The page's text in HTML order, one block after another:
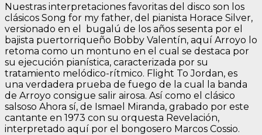
Nuestras interpretaciones favoritas del disco son los
clásicos Song for my father, del pianista Horace Silver,
versionado en el bugalú de los años sesenta por el
bajista puertorriqueño Bobby Valentín, aquí Arroyo lo
retoma como un montuno en el cual se destaca por
su ejecución pianística, caracterizada por su
tratamiento melódico-rítmico. Flight To Jordan, es
una verdadera prueba de fuego de la cual la banda
de Arroyo consigue salir airosa. Así como el clásico
salsoso Ahora sí, de Ismael Miranda, grabado por este
cantante en 1973 con su orquesta Revelación,
interpretado aquí por el bongosero Marcos Cossio.